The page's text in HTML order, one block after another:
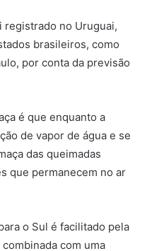
registrado no Uruguai,
brasileiros, como
por conta da previsão
é que enquanto a
de vapor de água e se
das queimadas
que permanecem no ar
o Sul é facilitado pela
com uma